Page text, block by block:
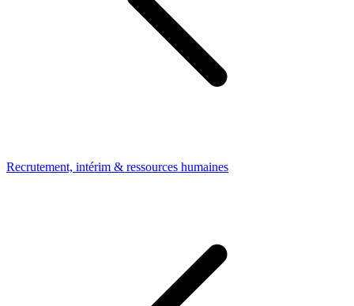
Recrutement, intérim & ressources humaines